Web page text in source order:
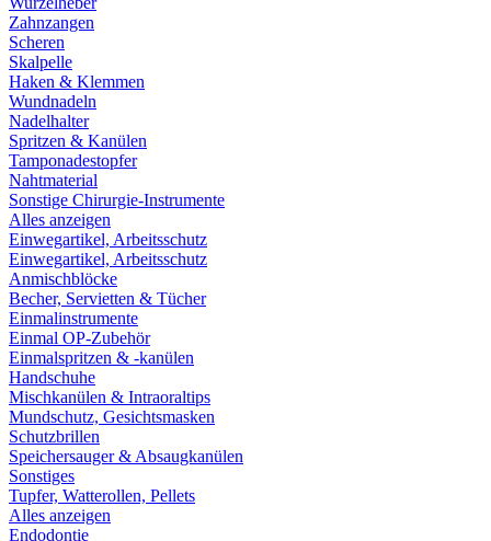
Zahnzangen
Scheren
Skalpelle
Haken & Klemmen
Wundnadeln
Nadelhalter
Spritzen & Kanülen
Tamponadestopfer
Nahtmaterial
Sonstige Chirurgie-Instrumente
Alles anzeigen
Einwegartikel, Arbeitsschutz
Einwegartikel, Arbeitsschutz
Anmischblöcke
Becher, Servietten & Tücher
Einmalinstrumente
Einmal OP-Zubehör
Einmalspritzen & -kanülen
Handschuhe
Mischkanülen & Intraoraltips
Mundschutz, Gesichtsmasken
Schutzbrillen
Speichersauger & Absaugkanülen
Sonstiges
Tupfer, Watterollen, Pellets
Alles anzeigen
Endodontie